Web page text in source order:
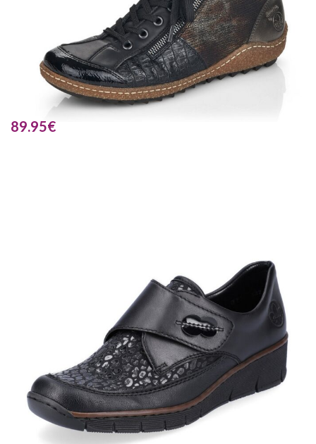
89.95€